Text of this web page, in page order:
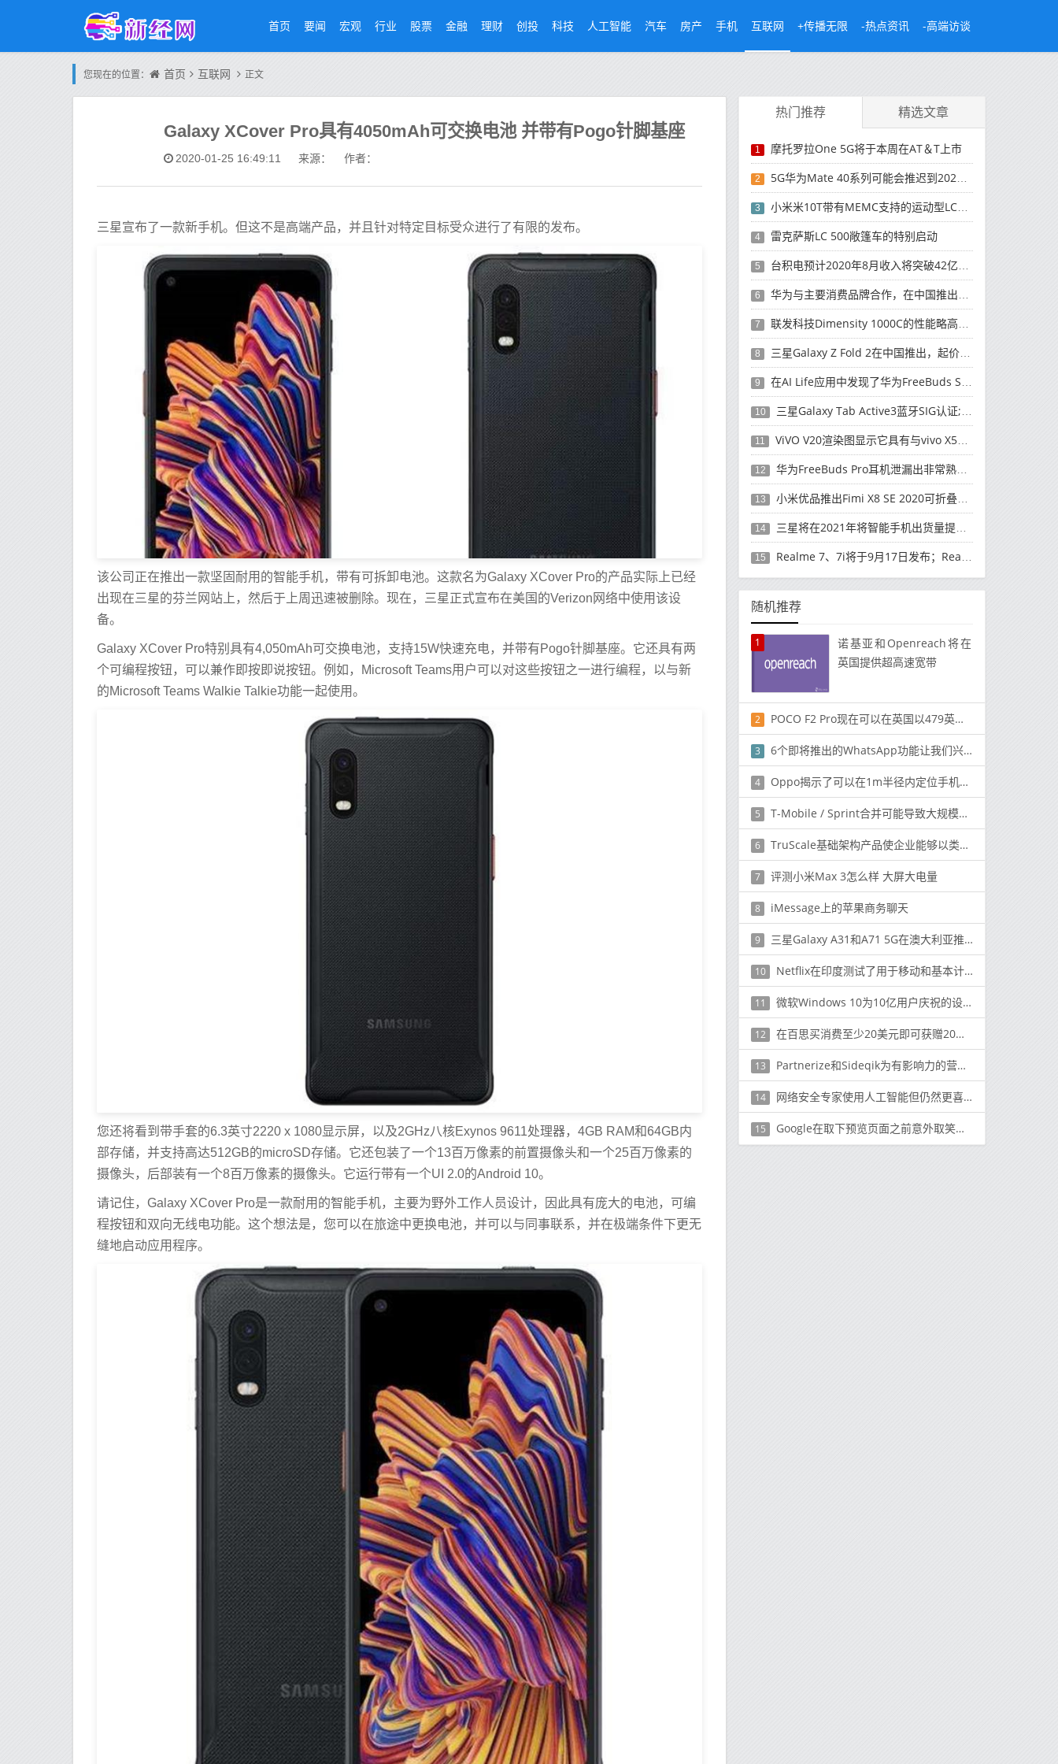
首页 要闻 宏观 行业 股票 金融 理财 创投 科技 人工智能 汽车 房产 手机 互联网 +传播无限 -热点资讯 -高端访谈
您现在的位置： 首页 互联网 正文
Galaxy XCover Pro具有4050mAh可交换电池 并带有Pogo针脚基座
2020-01-25 16:49:11 来源： 作者：
三星宣布了一款新手机。但这不是高端产品，并且针对特定目标受众进行了有限的发布。
该公司正在推出一款坚固耐用的智能手机，带有可拆卸电池。这款名为Galaxy XCover Pro的产品实际上已经
出现在三星的芬兰网站上，然后于上周迅速被删除。现在，三星正式宣布在美国的Verizon网络中使用该设
备。
Galaxy XCover Pro特别具有4,050mAh可交换电池，支持15W快速充电，并带有Pogo针脚基座。它还具有两
个可编程按钮，可以兼作即按即说按钮。例如，Microsoft Teams用户可以对这些按钮之一进行编程，以与新
的Microsoft Teams Walkie Talkie功能一起使用。
您还将看到带手套的6.3英寸2220 x 1080显示屏，以及2GHz八核Exynos 9611处理器，4GB RAM和64GB内
部存储，并支持高达512GB的microSD存储。它还包装了一个13百万像素的前置摄像头和一个25百万像素的
摄像头，后部装有一个8百万像素的摄像头。它运行带有一个UI 2.0的Android 10。
请记住，Galaxy XCover Pro是一款耐用的智能手机，主要为野外工作人员设计，因此具有庞大的电池，可编
程按钮和双向无线电功能。这个想法是，您可以在旅途中更换电池，并可以与同事联系，并在极端条件下更无
缝地启动应用程序。
热门推荐 精选文章
1 摩托罗拉One 5G将于本周在AT＆T上市
2 5G华为Mate 40系列可能会推迟到2021年
3 小米米10T带有MEMC支持的运动型LCD屏幕
4 雷克萨斯LC 500敞篷车的特别启动
5 台积电预计2020年8月收入将突破42亿美元，创历史新高
6 华为与主要消费品牌合作，在中国推出采用HarmonyOS 2.0的智能家居产品
7 联发科技Dimensity 1000C的性能略高于Snapdragon 765G
8 三星Galaxy Z Fold 2在中国推出，起价为16,999元
9 在AI Life应用中发现了华为FreeBuds Studio耳机
10 三星Galaxy Tab Active3蓝牙SIG认证; 发布可能快要结束了
11 ViVO V20渲染图显示它具有与vivo X50 Pro类似的后部设计
12 华为FreeBuds Pro耳机泄漏出非常熟悉的设计
13 小米优品推出Fimi X8 SE 2020可折叠无人机
14 三星将在2021年将智能手机出货量提高至3亿部
15 Realme 7、7i将于9月17日发布；Realme 7i的完整规格并导致泄漏
随机推荐
1
诺基亚和Openreach将在
英国提供超高速宽带
2 POCO F2 Pro现在可以在英国以479英镑的价格购买
3 6个即将推出的WhatsApp功能让我们兴奋
4 Oppo揭示了可以在1m半径内定位手机的新定位算法
5 T-Mobile / Sprint合并可能导致大规模裁员
6 TruScale基础架构产品使企业能够以类似云的方式使用联想硬件和服务
7 评测小米Max 3怎么样 大屏大电量
8 iMessage上的苹果商务聊天
9 三星Galaxy A31和A71 5G在澳大利亚推出
10 Netflix在印度测试了用于移动和基本计划的高清视频流
11 微软Windows 10为10亿用户庆祝的设计革新
12 在百思买消费至少20美元即可获赠20美元现金
13 Partnerize和Sideqik为有影响力的营销活动提供销售和收入衡量
14 网络安全专家使用人工智能但仍然更喜欢与人接触
15 Google在取下预览页面之前意外取笑了Android 11